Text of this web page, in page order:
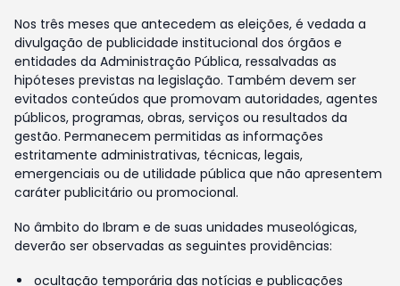
Nos três meses que antecedem as eleições, é vedada a
divulgação de publicidade institucional dos órgãos e
entidades da Administração Pública, ressalvadas as
hipóteses previstas na legislação. Também devem ser
evitados conteúdos que promovam autoridades, agentes
públicos, programas, obras, serviços ou resultados da
gestão. Permanecem permitidas as informações
estritamente administrativas, técnicas, legais,
emergenciais ou de utilidade pública que não apresentem
caráter publicitário ou promocional.
No âmbito do Ibram e de suas unidades museológicas,
deverão ser observadas as seguintes providências:
ocultação temporária das notícias e publicações